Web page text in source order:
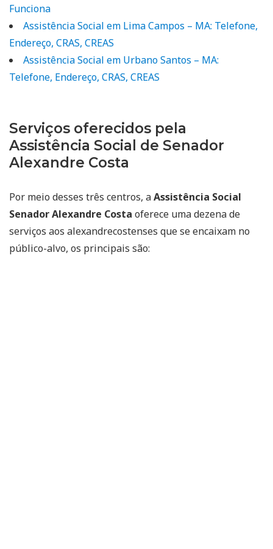
Funciona
Assistência Social em Lima Campos – MA: Telefone,
Endereço, CRAS, CREAS
Assistência Social em Urbano Santos – MA:
Telefone, Endereço, CRAS, CREAS
Serviços oferecidos pela
Assistência Social de Senador
Alexandre Costa
Por meio desses três centros, aAssistência Social
Senador Alexandre Costa oferece uma dezena de
serviços aos alexandrecostenses que se encaixam no
público-alvo, os principais são: